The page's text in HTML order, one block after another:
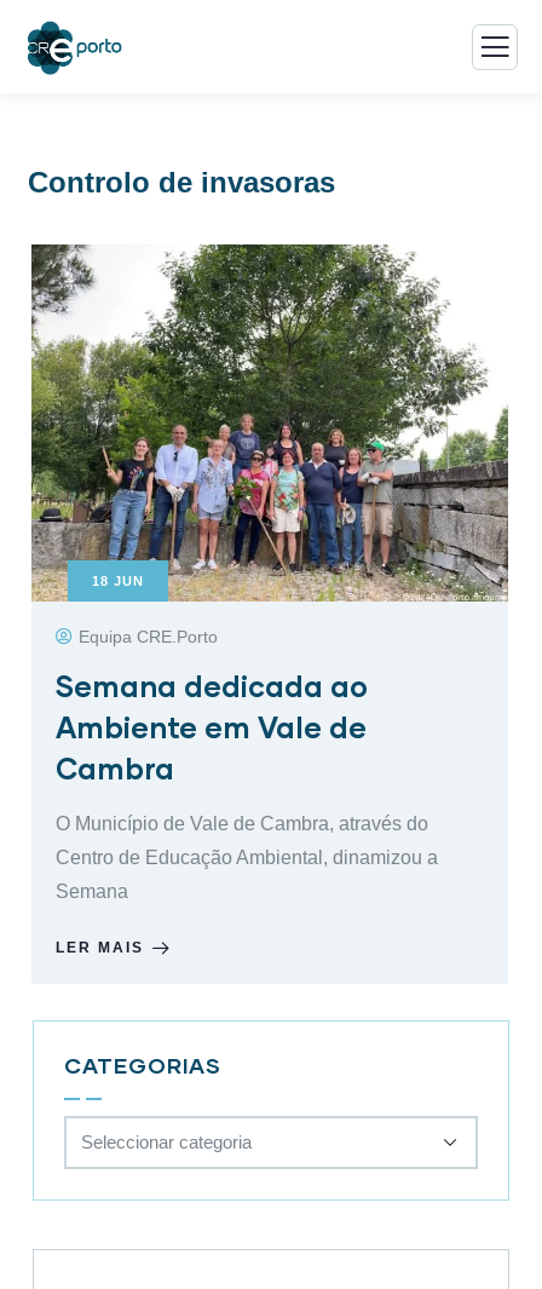
Controlo de invasoras
18 JUN
Equipa CRE.Porto
Semana dedicada ao
Ambiente em Vale de
Cambra
O Município de Vale de Cambra, através do
Centro de Educação Ambiental, dinamizou a
Semana
LER MAIS
CATEGORIAS